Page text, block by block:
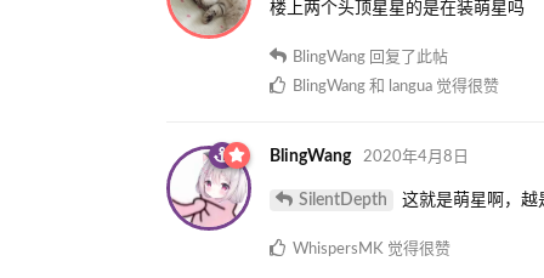
楼上两个头顶星星的是在装萌星吗
BlingWang 回复了此帖
BlingWang 和 langua 觉得很赞
BlingWang 2020年4月8日
SilentDepth 这就是萌星啊，越
WhispersMK 觉得很赞